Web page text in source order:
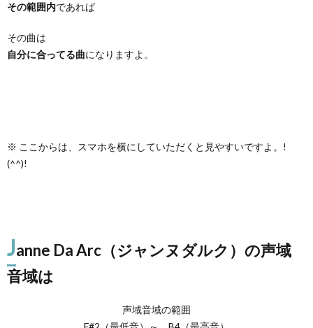
その範囲内であれば
その曲は
自分に合ってる曲になりますよ。
※ ここからは、スマホを横にしていただくと見やすいですよ。!
(^^)!
Janne Da Arc（ジャンヌダルク）の声域
音域は
声域音域の範囲